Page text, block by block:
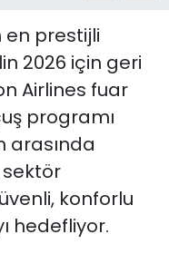
en prestijli
2026 için geri
Airlines fuar
programı
arasında
konforlu
hedefliyor.